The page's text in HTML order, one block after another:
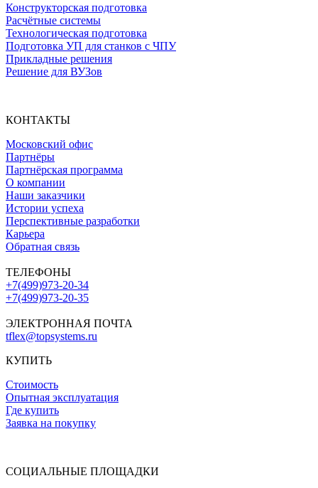
Конструкторская подготовка
Расчётные системы
Технологическая подготовка
Подготовка УП для станков с ЧПУ
Прикладные решения
Решение для ВУЗов
КОНТАКТЫ
Московский офис
Партнёры
Партнёрская программа
О компании
Наши заказчики
Истории успеха
Перспективные разработки
Карьера
Обратная связь
ТЕЛЕФОНЫ
+7(499)973-20-34
+7(499)973-20-35
ЭЛЕКТРОННАЯ ПОЧТА
tflex@topsystems.ru
КУПИТЬ
Стоимость
Опытная эксплуатация
Где купить
Заявка на покупку
СОЦИАЛЬНЫЕ ПЛОЩАДКИ